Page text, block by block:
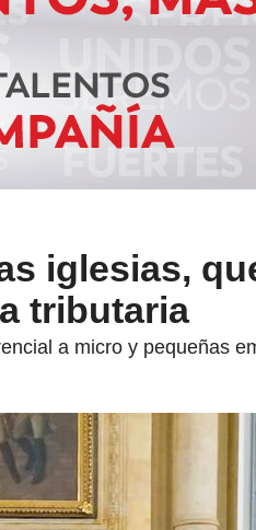
iglesias,
tributaria
a micro y pequeñas